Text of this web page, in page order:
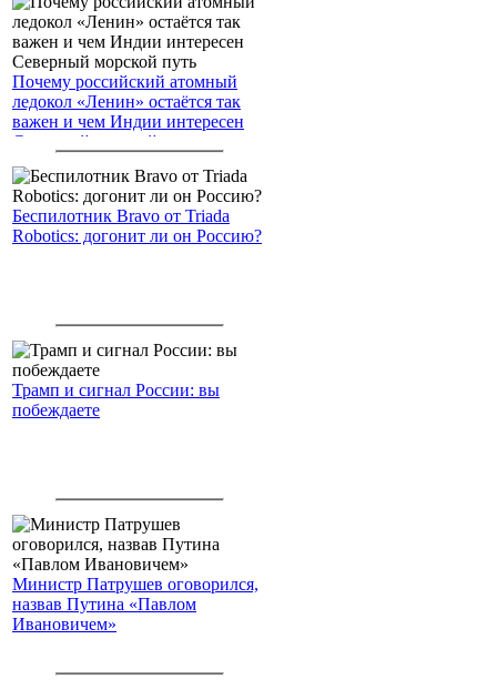
Почему российский атомный
ледокол «Ленин» остаётся так
важен и чем Индии интересен
Северный морской путь
Беспилотник Bravo от Triada
Robotics: догонит ли он Россию?
Трамп и сигнал России: вы
побеждаете
Министр Патрушев оговорился,
назвав Путина «Павлом
Ивановичем»